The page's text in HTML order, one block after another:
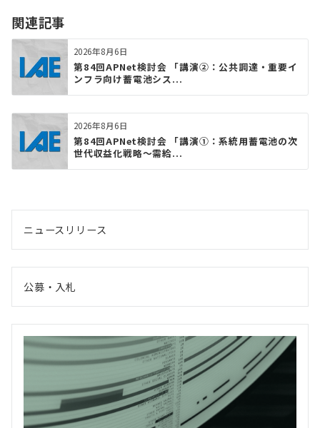
関連記事
2026年8月6日
第84回APNet検討会 「講演②：公共調達・重要イ
ンフラ向け蓄電池シス...
2026年8月6日
第84回APNet検討会 「講演①：系統用蓄電池の次
世代収益化戦略〜需給...
ニュースリリース
公募・入札